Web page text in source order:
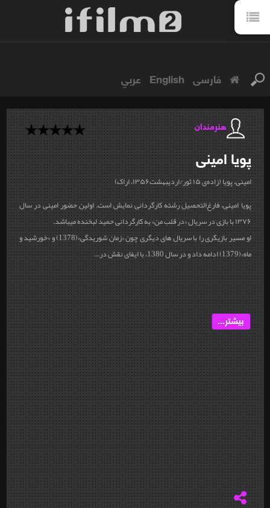
فارسی English عربي
هنرمندان
پویاامینی
امینی، پویا (زاده‌ی ۱۵ ثور/اردیبهشت۱۳۵۶، اراک)
پویا امینی، فارغ‌التحصیل رشته‎ کارگردانی نمایش است. اولین حضور امینی در سال
۱۳۷۶ با بازی در سریال «در قلب من» به کارگردانی حمید لبخنده می‎باشد.
او مسیر بازیگری را با سریال های دیگری چون «زمان شوریدگی»(1378) و «خورشید و
ماه»(1379) ادامه داد و در سال 1380، با ایفای نقش در...
بیشتر...